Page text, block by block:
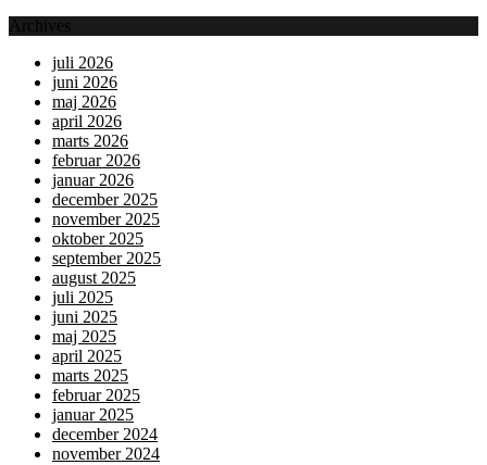
Archives
juli 2026
juni 2026
maj 2026
april 2026
marts 2026
februar 2026
januar 2026
december 2025
november 2025
oktober 2025
september 2025
august 2025
juli 2025
juni 2025
maj 2025
april 2025
marts 2025
februar 2025
januar 2025
december 2024
november 2024